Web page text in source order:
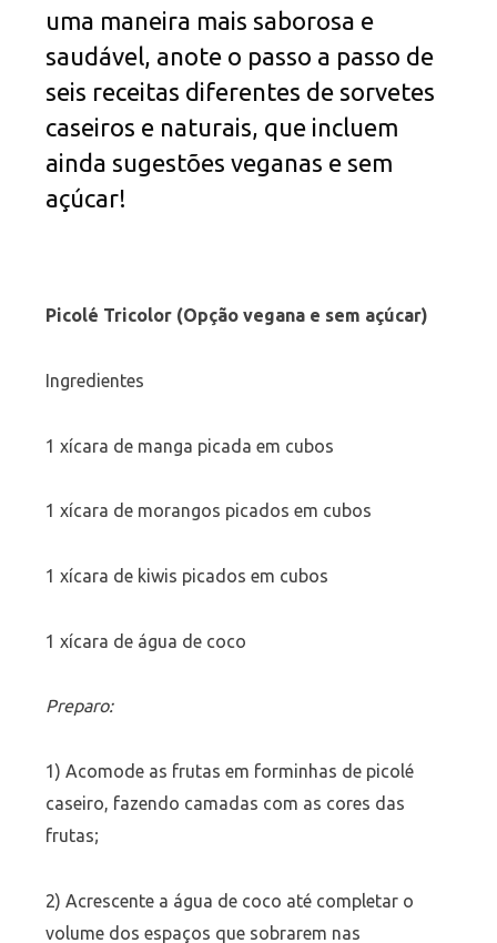
uma maneira mais saborosa e
saudável, anote o passo a passo de
seis receitas diferentes de sorvetes
caseiros e naturais, que incluem
ainda sugestões veganas e sem
açúcar!
Picolé Tricolor (Opção vegana e sem açúcar)
Ingredientes
1 xícara de manga picada em cubos
1 xícara de morangos picados em cubos
1 xícara de kiwis picados em cubos
1 xícara de água de coco
Preparo:
1) Acomode as frutas em forminhas de picolé
caseiro, fazendo camadas com as cores das
frutas;
2) Acrescente a água de coco até completar o
volume dos espaços que sobrarem nas